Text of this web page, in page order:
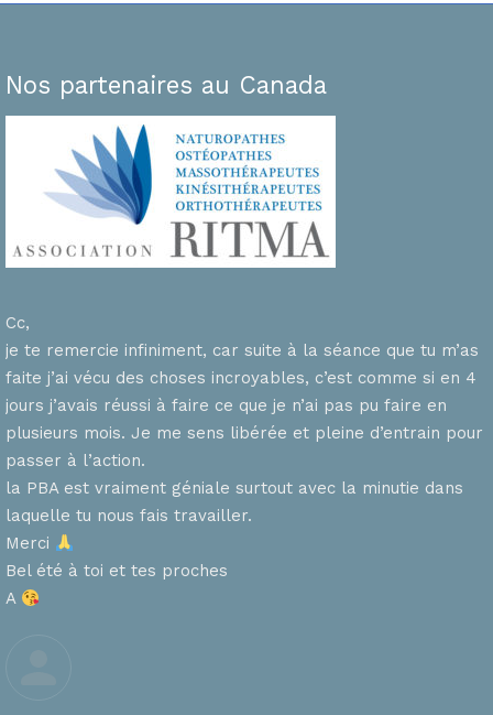
Nos partenaires au Canada
Cc,
je te remercie infiniment, car suite à la séance que tu m’as
faite j’ai vécu des choses incroyables, c’est comme si en 4
jours j’avais réussi à faire ce que je n’ai pas pu faire en
plusieurs mois. Je me sens libérée et pleine d’entrain pour
passer à l’action.
la PBA est vraiment géniale surtout avec la minutie dans
laquelle tu nous fais travailler.
Merci
Bel été à toi et tes proches
A